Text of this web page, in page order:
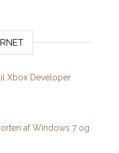
Xbox Developer
af ​​Windows 7 og